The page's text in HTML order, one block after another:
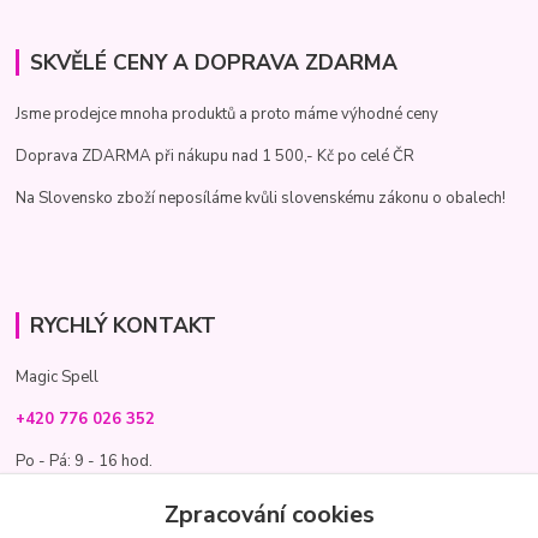
SKVĚLÉ CENY A DOPRAVA ZDARMA
Jsme prodejce mnoha produktů a proto máme výhodné ceny
Doprava ZDARMA při nákupu nad 1 500,- Kč po celé ČR
Na Slovensko zboží neposíláme kvůli slovenskému zákonu o obalech!
RYCHLÝ KONTAKT
Magic Spell
+420 776 026 352
Po - Pá: 9 - 16 hod.
info@magic-spell.czZpracování cookies